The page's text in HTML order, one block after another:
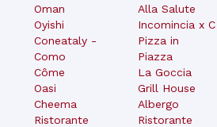
Oman
Oyishi
Coneataly -
Como
Côme
Oasi
Cheema
Ristorante
Alla Salute
Incomincia x C
Pizza in
Piazza
La Goccia
Grill House
Albergo
Ristorante